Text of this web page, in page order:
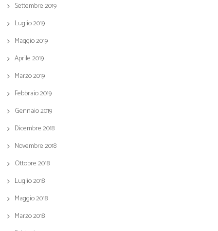
Settembre 2019
Luglio 2019
Maggio 2019
Aprile 2019
Marzo 2019
Febbraio 2019
Gennaio 2019
Dicembre 2018
Novembre 2018
Ottobre 2018
Luglio 2018
Maggio 2018
Marzo 2018